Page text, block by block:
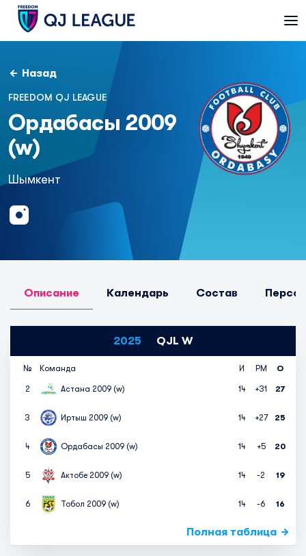
Назад
FREEDOM QJ LEAGUE
Ордабасы 2009
(w)
Шымкент
Описание Календарь Состав
2025 QJL W
№ Команда И РМ О
2 Астана 2009 (w) 14 +31 27
3 Иртыш 2009 (w) 14 +27 25
4 Ордабасы 2009 (w) 14 +5 20
5 Актобе 2009 (w) 14 -2 19
6 Тобол 2009 (w) 14 -6 16
Полная таблица